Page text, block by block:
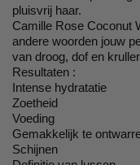
pluisvrij haar.
Camille Rose Coconut
andere woorden jouw
van droog, dof en
Resultaten :
Intense hydratatie
Zoetheid
Voeding
Gemakkelijk te
Schijnen